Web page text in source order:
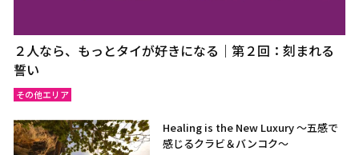
２人なら、もっとタイが好きになる｜第２回：刻まれる
誓い
その他エリア
Healing is the New Luxury ～五感で
感じるクラビ＆バンコク～